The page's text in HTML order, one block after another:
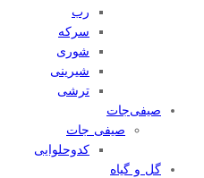
رب
سرکه
شوری
شیرینی
ترشی
صیفی‌جات
صیفی جات
کدوحلوایی
گل و گیاه